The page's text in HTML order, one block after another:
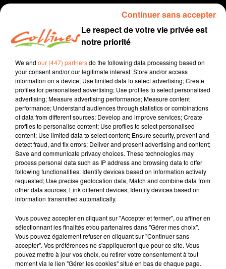
info
22 janvier 2025 - 13 min 31 sec
JOURNAL DU MERCREDI 22 JANVIER (MIDI)
Fabien Gazeau
L'info près de chez vous
Présenté par Fabien Gazeau
- Le club Agora de Thouars vient en aide aux femmes
victimes de violences conjugales.
- L'Hôpital Nord Deux-Sèvres noue volontiers des
partenariats avec des associations complémentaires.
- L'agglo2B et la Ville de Bressuire durcissent la lutte
contre les incivilités.
- Le Rotary, Wesco et Super U Cerizay se montrent
solidaires envers les sinistrés de Valence.
- L'ENSOA de St Maixent organise une corrida pédestre
le 31 janvier...
Le respect de votre vie privée est
notre priorité
We and our (447) partnersdo the following data processing based on
your consent and/or our legitimate interest: Store and/or access
information on a device; Use limited data to select advertising; Create
profiles for personalised advertising; Use profiles to select personalised
advertising; Measure advertising performance; Measure content
performance; Understand audiences through statistics or combinations
of data from different sources; Develop and improve services; Create
profiles to personalise content; Use profiles to select personalised
content; Use limited data to select content; Ensure security, prevent and
detect fraud, and fix errors; Deliver and present advertising and content;
Save and communicate privacy choices. These technologies may
process personal data such as IP address and browsing data to offer
following functionalities: Identify devices based on information actively
requested; Use precise geolocation data; Match and combine data from
other data sources; Link different devices; Identify devices based on
information transmitted automatically.
Vous pouvez accepter en cliquant sur "Accepter et fermer", ou affiner en
sélectionnant les finalités et/ou partenaires dans "Gérer mes choix".
Vous pouvez également refuser en cliquant sur "Continuer sans
accepter". Vos préférences ne s'appliqueront que pour ce site. Vous
pouvez mettre à jour vos choix, ou retirer votre consentement à tout
moment via le lien "Gérer les cookies" situé en bas de chaque page.
Continuer sans accepter